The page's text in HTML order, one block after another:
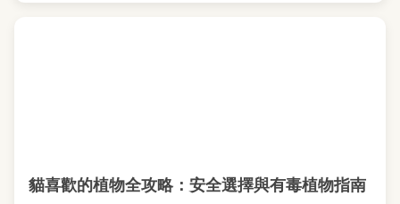
貓喜歡的植物全攻略：安全選擇與有毒植物指南